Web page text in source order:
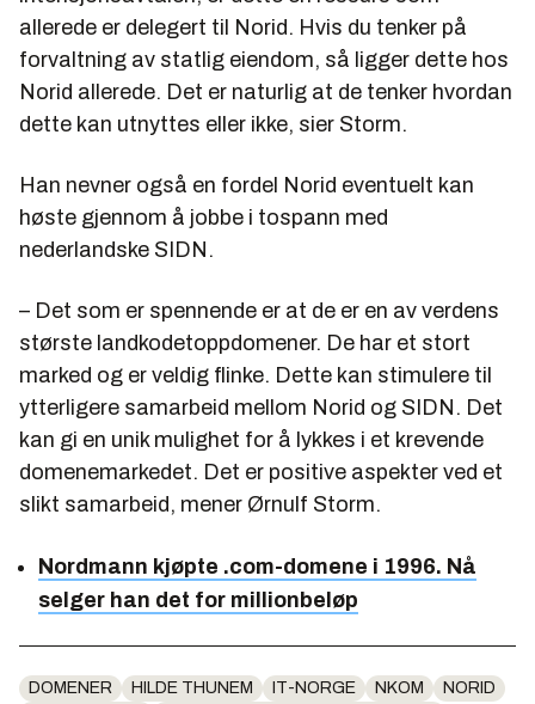
allerede er delegert til Norid. Hvis du tenker på
forvaltning av statlig eiendom, så ligger dette hos
Norid allerede. Det er naturlig at de tenker hvordan
dette kan utnyttes eller ikke, sier Storm.
Han nevner også en fordel Norid eventuelt kan
høste gjennom å jobbe i tospann med
nederlandske SIDN.
– Det som er spennende er at de er en av verdens
største landkodetoppdomener. De har et stort
marked og er veldig flinke. Dette kan stimulere til
ytterligere samarbeid mellom Norid og SIDN. Det
kan gi en unik mulighet for å lykkes i et krevende
domenemarkedet. Det er positive aspekter ved et
slikt samarbeid, mener Ørnulf Storm.
Nordmann kjøpte .com-domene i 1996. Nå
selger han det for millionbeløp
DOMENER HILDE THUNEM IT-NORGE NKOM
NORID